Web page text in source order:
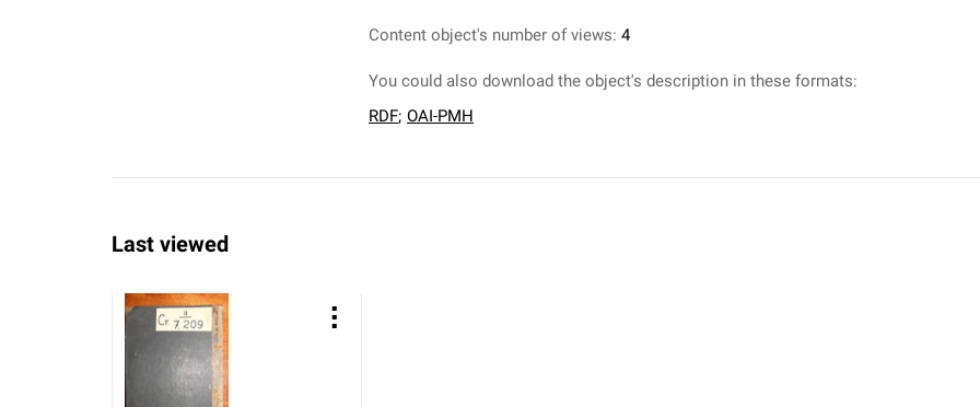
Content object's number of views: 4
You could also download the object's description in these formats:
RDF; OAI-PMH
Last viewed